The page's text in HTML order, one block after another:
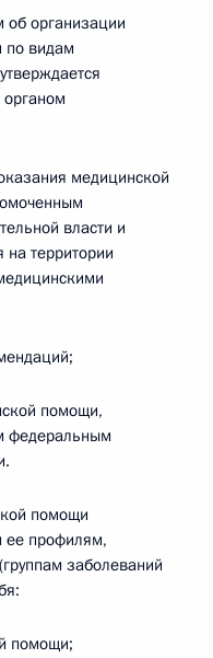
об организации
по видам
медицинской
власти и
территории
помощи,
федеральным
помощи
ее профилям,
заболеваний
помощи;